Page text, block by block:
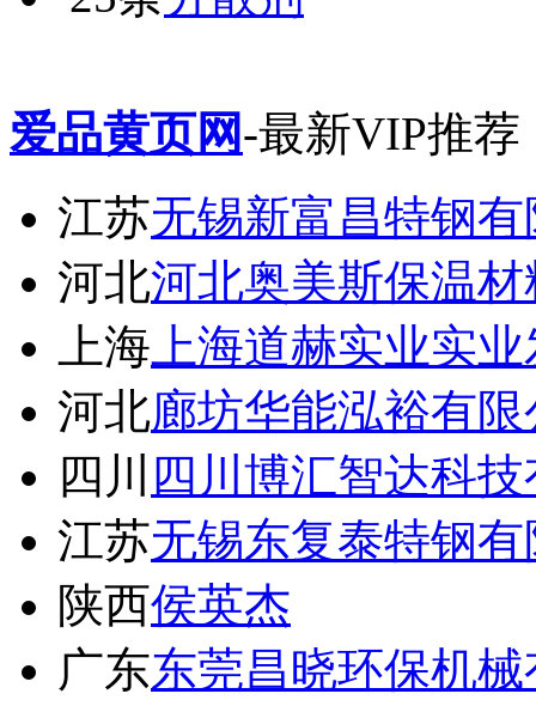
爱品黄页网-最新VIP推荐
江苏无锡新富昌特钢
河北河北奥美斯保温
上海 上海道赫实业实
河北廊坊华能泓裕有
四川 四川博汇智达科
江苏无锡东复泰特钢
陕西侯英杰
广东东莞昌晓环保机